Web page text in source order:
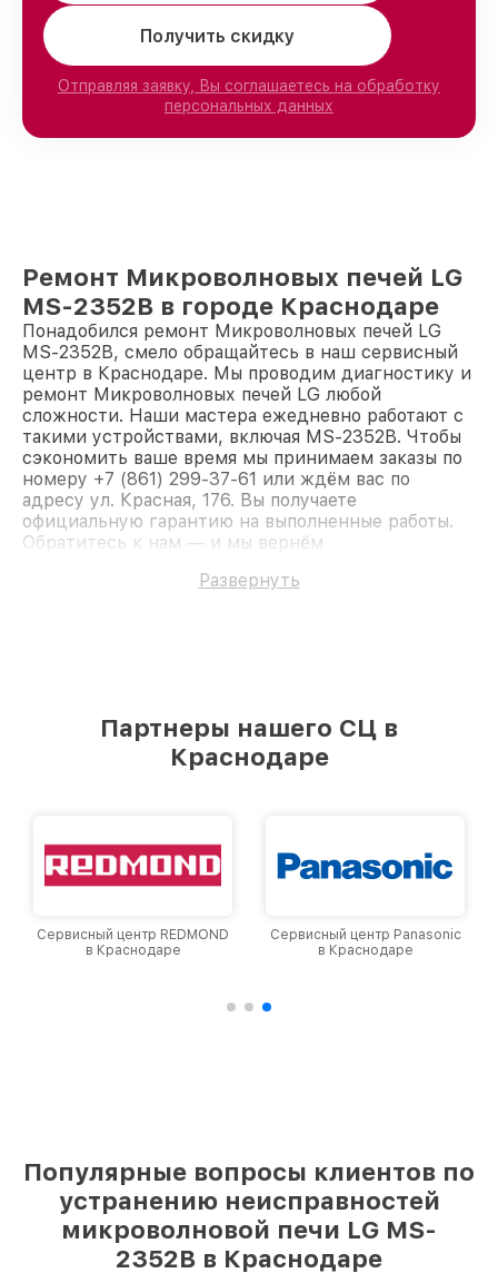
Получить скидку
Отправляя заявку, Вы соглашаетесь на обработку
персональных данных
Ремонт Микроволновых печей LG
MS-2352B в городе Краснодаре
Понадобился ремонт Микроволновых печей LG
MS-2352B, смело обращайтесь в наш сервисный
центр в Краснодаре. Мы проводим диагностику и
ремонт Микроволновых печей LG любой
сложности. Наши мастера ежедневно работают с
такими устройствами, включая MS-2352B. Чтобы
сэкономить ваше время мы принимаем заказы по
номеру +7 (861) 299-37-61 или ждём вас по
адресу ул. Красная, 176. Вы получаете
официальную гарантию на выполненные работы.
Обратитесь к нам — и мы вернём
Развернуть
Партнеры нашего СЦ в
Краснодаре
Сервисный центр REDMOND
в Краснодаре
Сервисный центр Panasonic
в Краснодаре
Популярные вопросы клиентов по
устранению неисправностей
микроволновой печи LG MS-
2352B в Краснодаре